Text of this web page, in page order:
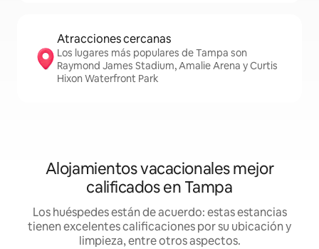
Atracciones cercanas
Los lugares más populares de Tampa son
Raymond James Stadium, Amalie Arena y Curtis
Hixon Waterfront Park
Alojamientos vacacionales mejor
calificados en Tampa
Los huéspedes están de acuerdo: estas estancias
tienen excelentes calificaciones por su ubicación y
limpieza, entre otros aspectos.